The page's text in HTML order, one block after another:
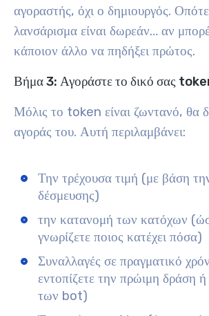
αγοραστής, όχι ο δημιουργός.
λανσάρισμα είναι δωρεάν… αν
κάποιον άλλο να πηδήξει πρώτος.
Βήμα 3: Αγοράστε το δικό σας
Μόλις το token είναι ζωντανό, θα
αγοράς του. Αυτή περιλαμβάνει:
Την τρέχουσα τιμή (με βάση
δέσμευσης)
την κατανομή των κατόχων
γνωρίζετε ποιος κατέχει πόσα)
Συναλλαγές σε πραγματικό
εντοπίζετε την πρώιμη δράση
των bot)